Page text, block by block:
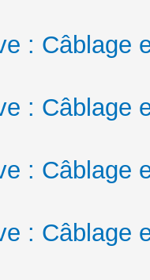
: Câblage
: Câblage
: Câblage
: Câblage